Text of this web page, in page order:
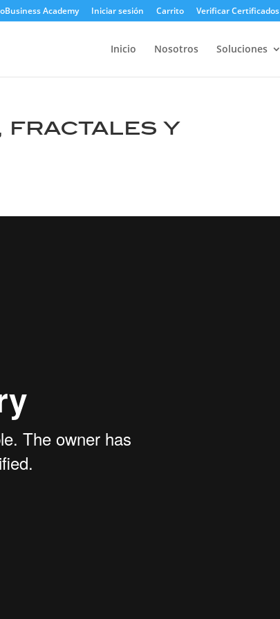
Academy Iniciar sesión Carrito Verificar Certificados
Inicio Nosotros Soluciones
fractales y